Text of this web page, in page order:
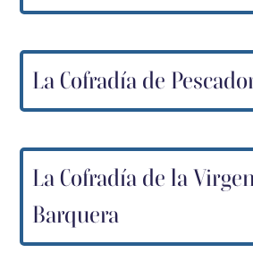
La Cofradía de
La Cofradía de la
Barquera